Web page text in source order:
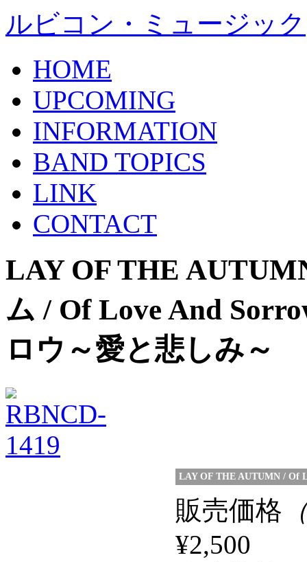
ルビコン・ミュージック
HOME
UPCOMING
INFORMATION
BAND TOPICS
LINK
CONTACT
LAY OF THE
ム / Of Love And
ロウ～愛と悲しみ～
LAY OF THE AUTUMN / Of
販売価格
¥2,500